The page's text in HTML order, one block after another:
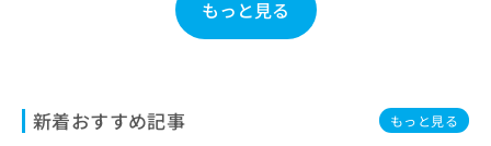
もっと見る
新着おすすめ記事 もっと見る
せ